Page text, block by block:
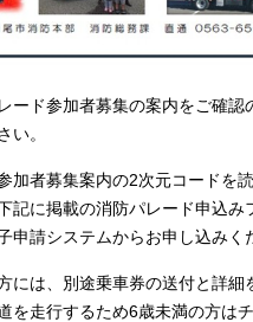
ード参加者募集の案内をご確認
い。
加者募集案内の2次元コードを
記に掲載の消防パレード申込み
申請システムからお申し込みく
には、別途乗車券の送付と詳細
を走行するため6歳未満の方は